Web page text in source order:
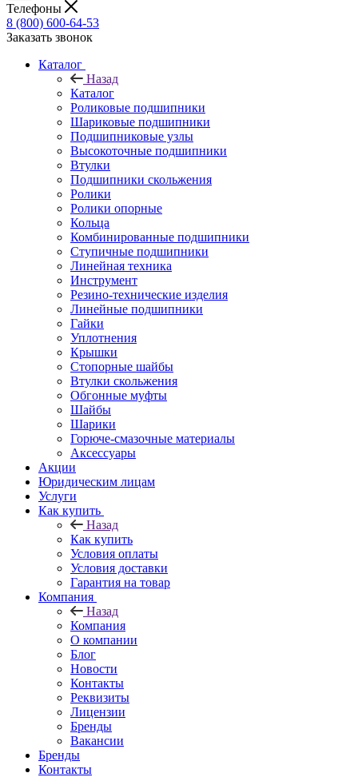
Телефоны
8 (800) 600-64-53
Заказать звонок
Каталог
Назад
Каталог
Роликовые подшипники
Шариковые подшипники
Подшипниковые узлы
Высокоточные подшипники
Втулки
Подшипники скольжения
Ролики
Ролики опорные
Кольца
Комбинированные подшипники
Ступичные подшипники
Линейная техника
Инструмент
Резино-технические изделия
Линейные подшипники
Гайки
Уплотнения
Крышки
Стопорные шайбы
Втулки скольжения
Обгонные муфты
Шайбы
Шарики
Горюче-смазочные материалы
Аксессуары
Акции
Юридическим лицам
Услуги
Как купить
Назад
Как купить
Условия оплаты
Условия доставки
Гарантия на товар
Компания
Назад
Компания
О компании
Блог
Новости
Контакты
Реквизиты
Лицензии
Бренды
Вакансии
Бренды
Контакты